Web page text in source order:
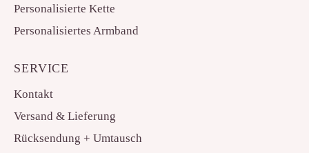
Personalisierte Kette
Personalisiertes Armband
SERVICE
Kontakt
Versand & Lieferung
Rücksendung + Umtausch